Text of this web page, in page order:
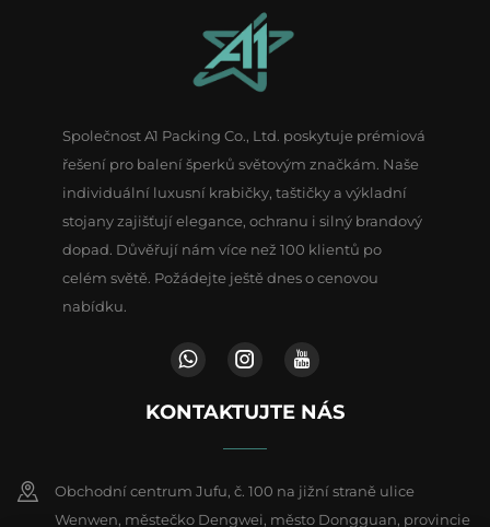
Společnost A1 Packing Co., Ltd. poskytuje prémiová
řešení pro balení šperků světovým značkám. Naše
individuální luxusní krabičky, taštičky a výkladní
stojany zajišťují elegance, ochranu i silný brandový
dopad. Důvěřují nám více než 100 klientů po
celém světě. Požádejte ještě dnes o cenovou
nabídku.
KONTAKTUJTE NÁS
Obchodní centrum Jufu, č. 100 na jižní straně ulice
Wenwen, městečko Dengwei, město Dongguan, provincie